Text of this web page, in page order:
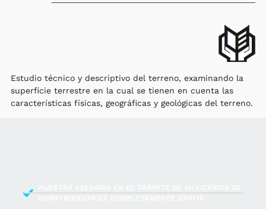
Estudio técnico y descriptivo del terreno, examinando la
superficie terrestre en la cual se tienen en cuenta las
características físicas, geográficas y geológicas del terreno.